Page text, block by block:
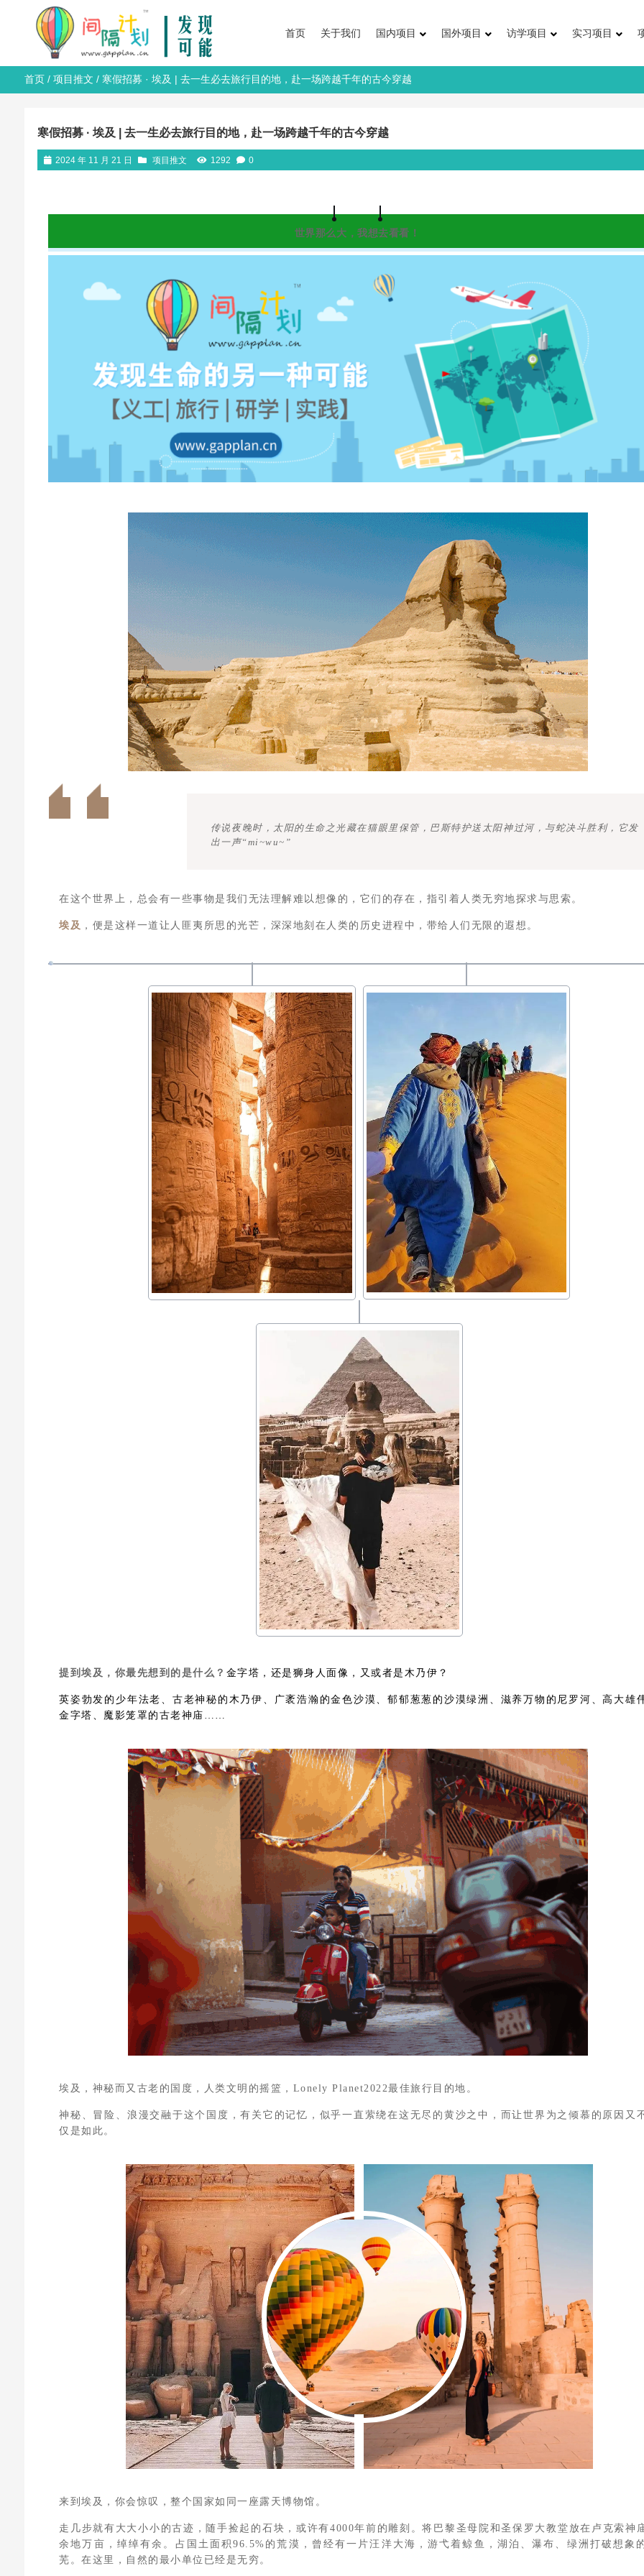
首页 关于我们 国内项目 国外项目 访学项目 实习项目
首页/ 项目推文 / 寒假招募 · 埃及 | 去一生必去旅行目的地，赴一场跨越千年的古今穿越
寒假招募 · 埃及 | 去一生必去旅行目的地，赴一场跨越千年的古今穿越
2024 年 11 月 21 日 项目推文 1292 0
世界那么大，我想去看看！
传说夜晚时，太阳的生命之光藏在猫眼里保管，巴斯特护送太阳神过河，与蛇决斗胜利，它发
出一声“mi~wu~”
在这个世界上，总会有一些事物是我们无法理解难以想像的，它们的存在，指引着人类无穷地探求与思索。
埃及 ，便是这样一道让人匪夷所思的光芒，深深地刻在人类的历史进程中，带给人们无限的遐想。
提到埃及，你最先想到的是什么？ 金字塔，还是狮身人面像，又或者是木乃伊？
英姿勃发的少年法老、古老神秘的木乃伊、广袤浩瀚的金色沙漠、郁郁葱葱的沙漠绿洲、滋养万物的尼罗河、高大雄
金字塔、魔影笼罩的古老神庙……
埃及，神秘而又古老的国度，人类文明的摇篮，Lonely Planet2022最佳旅行目的地。
神秘、冒险、浪漫交融于这个国度，有关它的记忆，似乎一直萦绕在这无尽的黄沙之中，而让世界为之倾慕的原因又
仅是如此。
来到埃及，你会惊叹，整个国家如同一座露天博物馆。
走几步就有大大小小的古迹，随手捡起的石块，或许有4000年前的雕刻。将巴黎圣母院和圣保罗大教堂放在卢克索神
余地万亩，绰绰有余。占国土面积96.5%的荒漠，曾经有一片汪洋大海，游弋着鲸鱼，湖泊、瀑布、绿洲打破想象
芜。在这里，自然的最小单位已经是无穷。